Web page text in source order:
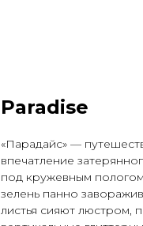
Paradise
«Парадайс» —
впечатление
под кружевным
зелень панно
листья сияют люстром,